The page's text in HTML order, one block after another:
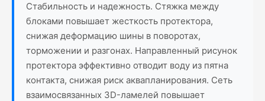
Cтабильность и надежность. Стяжка между
блоками повышает жесткость протектора,
снижая деформацию шины в поворотах,
торможении и разгонах. Направленный рисунок
протектора эффективно отводит воду из пятна
контакта, снижая риск аквапланирования. Сеть
взаимосвязанных 3D-ламелей повышает